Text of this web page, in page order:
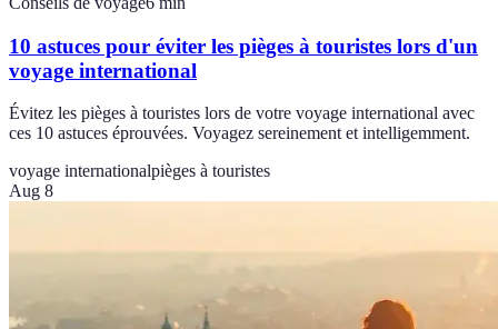
10 astuces pour éviter les pièges à touristes lors d'un
voyage international
Évitez les pièges à touristes lors de votre voyage international avec
ces 10 astuces éprouvées. Voyagez sereinement et intelligemment.
voyage internationalpièges à touristes
Aug 8